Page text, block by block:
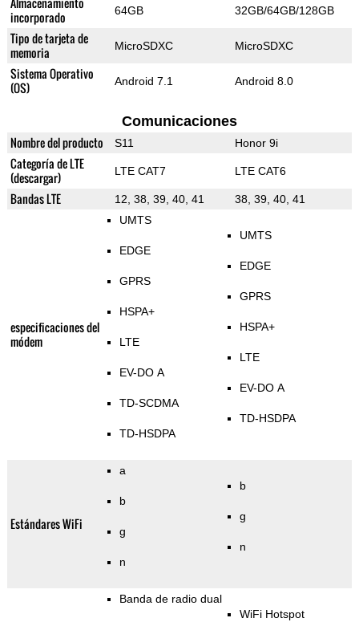
incorporado
64GB 32GB/64GB/128GB
Tipo de tarjeta de
memoria
MicroSDXC MicroSDXC
Sistema Operativo
(OS)
Android 7.1 Android 8.0
Comunicaciones
Nombre del producto S11 Honor 9i
Categoría de LTE
(descargar)
LTE CAT7 LTE CAT6
Bandas LTE 12, 38, 39, 40, 41 38, 39, 40, 41
especificaciones del
módem
UMTS
EDGE
GPRS
HSPA+
LTE
EV-DO A
TD-SCDMA
TD-HSDPA
UMTS
EDGE
GPRS
HSPA+
LTE
EV-DO A
TD-HSDPA
Estándares WiFi
a
b
g
n
b
g
n
Banda de radio dual
WiFi Hotspot